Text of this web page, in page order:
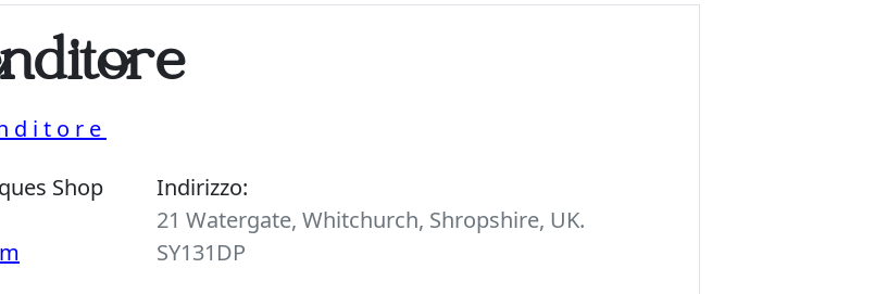
Shop
Indirizzo:
21 Watergate, Whitchurch, Shropshire, UK.
SY131DP